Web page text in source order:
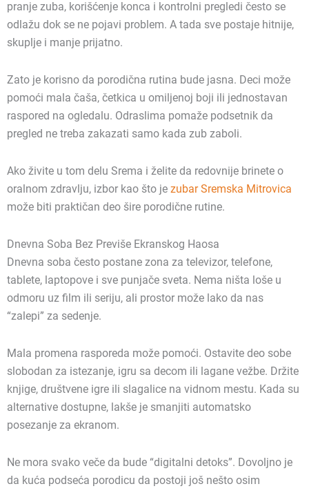
pranje zuba, korišćenje konca i kontrolni pregledi često se
odlažu dok se ne pojavi problem. A tada sve postaje hitnije,
skuplje i manje prijatno.
Zato je korisno da porodična rutina bude jasna. Deci može
pomoći mala čaša, četkica u omiljenoj boji ili jednostavan
raspored na ogledalu. Odraslima pomaže podsetnik da
pregled ne treba zakazati samo kada zub zaboli.
Ako živite u tom delu Srema i želite da redovnije brinete o
oralnom zdravlju, izbor kao što je zubar Sremska Mitrovica
može biti praktičan deo šire porodične rutine.
Dnevna Soba Bez Previše Ekranskog Haosa
Dnevna soba često postane zona za televizor, telefone,
tablete, laptopove i sve punjače sveta. Nema ništa loše u
odmoru uz film ili seriju, ali prostor može lako da nas
“zalepi” za sedenje.
Mala promena rasporeda može pomoći. Ostavite deo sobe
slobodan za istezanje, igru sa decom ili lagane vežbe. Držite
knjige, društvene igre ili slagalice na vidnom mestu. Kada su
alternative dostupne, lakše je smanjiti automatsko
posezanje za ekranom.
Ne mora svako veče da bude “digitalni detoks”. Dovoljno je
da kuća podseća porodicu da postoji još nešto osim